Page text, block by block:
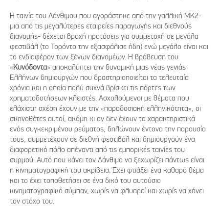
Η ταινία του Λάνθιμου που αγοράστηκε από την γαλλική MK2-
μια από τις μεγαλύτερες εταιρείες παραγωγής και διεθνούς
διανομής- δέχεται βροχή προτάσεις για συμμετοχή σε μεγάλα
φεστιβάλ (το Τορόντο την εξασφάλισε ήδη) ενώ μεγάλο είναι και
το ενδιαφέρον των ξένων διανομέων. Η βράβευση του
«Κυνόδοντα» αποκαλύπτει την δυναμική μιας νέας γενιάς
Ελλήνων δημιουργών που δραστηριοποιείται τα τελευταία
χρόνια και η οποία πολύ συχνά βρίσκει τις πόρτες των
χρηματοδοτήσεων κλειστές. Ασχολούμενοι με θέματα που
ελάχιστη σχέση έχουν με την «παραδοσιακή ελληνικότητα», οι
σκηνοθέτες αυτοί, ακόμη κι αν δεν έχουν τα χαρακτηριστικά
ενός συγκεκριμένου ρεύματος, δηλώνουν έντονα την παρουσία
τους, συμμετέχουν σε διεθνή φεστιβάλ και δημιουργούν ένα
διαφορετικό πόλο απέναντι από τις εμπορικές ταινίες του
συρμού. Αυτό που κάνει τον Λάνθιμο να ξεχωρίζει πάντως είναι
η κινηματογραφική του ακρίβεια. Έχει φτιάξει ένα καθαρό θέμα
και το έχει τοποθετήσει σε ένα δικό του αυτούσιο
κινηματογραφικό σύμπαν, χωρίς να φλυαρεί και χωρίς να χάνει
τον στόχο του.